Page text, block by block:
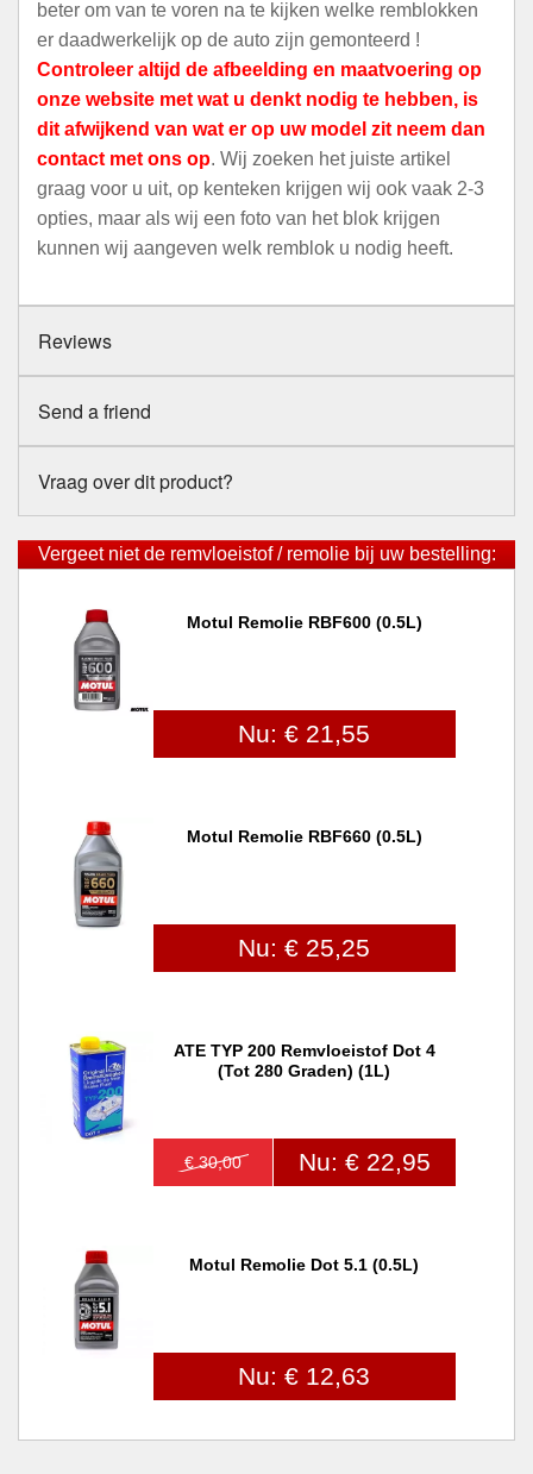
beter om van te voren na te kijken welke remblokken
er daadwerkelijk op de auto zijn gemonteerd !
Controleer altijd de afbeelding en maatvoering op
onze website met wat u denkt nodig te hebben, is
dit afwijkend van wat er op uw model zit neem dan
contact met ons op. Wij zoeken het juiste artikel
graag voor u uit, op kenteken krijgen wij ook vaak 2-3
opties, maar als wij een foto van het blok krijgen
kunnen wij aangeven welk remblok u nodig heeft.
Reviews
Send a friend
Vraag over dit product?
Vergeet niet de remvloeistof / remolie bij uw bestelling:
Motul Remolie RBF600 (0.5L)
Nu: € 21,55
Motul Remolie RBF660 (0.5L)
Nu: € 25,25
ATE TYP 200 Remvloeistof Dot 4
(tot 280 Graden) (1L)
€ 30,00 Nu: € 22,95
Motul Remolie Dot 5.1 (0.5L)
Nu: € 12,63